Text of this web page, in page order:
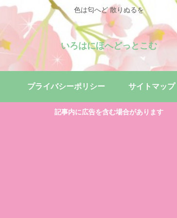
色は匂へど 散りぬるを
いろはにほへどっとこむ
プライバシーポリシー サイトマップ
記事内に広告を含む場合があります